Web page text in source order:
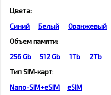
Цвета:
Синий
Белый
Оранжевый
Объем памяти:
256 Gb
512 Gb 1Tb
2Tb
Тип SIM-карт:
Nano-SIM+eSIM
еSIM